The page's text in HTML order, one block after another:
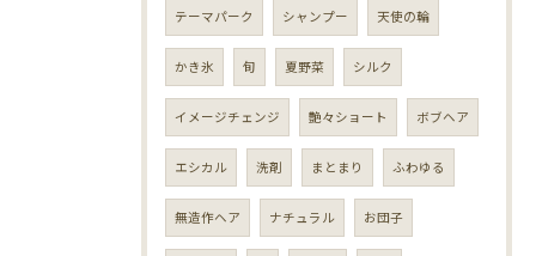
テーマパーク シャンプー 天使の輪
かき氷 旬 夏野菜 シルク
イメージチェンジ 艶々ショート ボブヘア
エシカル 洗剤 まとまり ふわゆる
無造作ヘア ナチュラル お団子